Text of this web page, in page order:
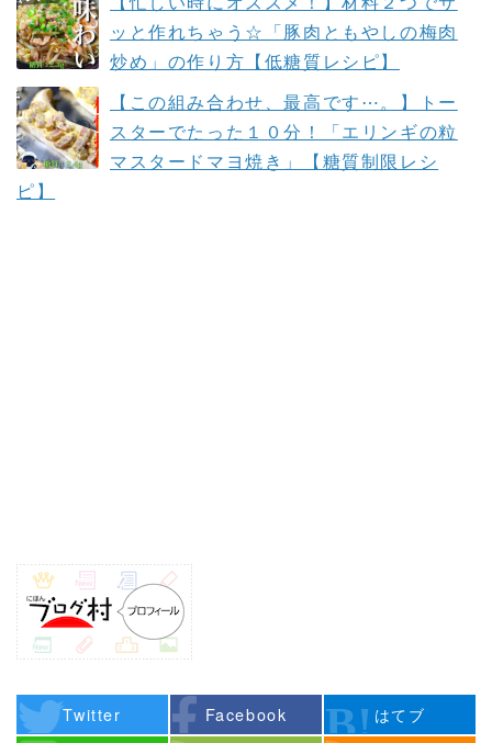
ッと作れちゃう☆「豚肉ともやしの梅肉
炒め」の作り方【低糖質レシピ】
【この組み合わせ、最高です⋯。】トー
スターでたった１０分！「エリンギの粒
マスタードマヨ焼き」【糖質制限レシ
ピ】
Twitter Facebook
はてブ